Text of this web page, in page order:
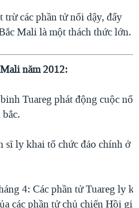
các phần tử nổi dậy, đẩy
Mali là một thách thức lớn.
năm 2012:
Tuareg phát động cuộc nổi
sĩ ly khai tổ chức đảo chính ở
4: Các phần tử Tuareg ly
các phần tử chủ chiến Hồi